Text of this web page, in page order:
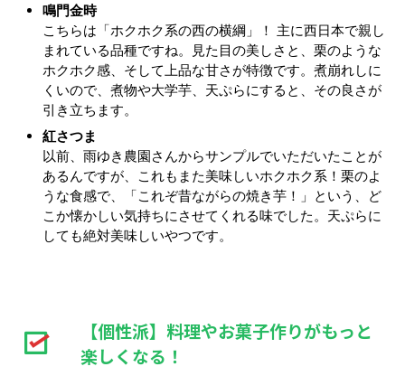
鳴門金時
こちらは「ホクホク系の西の横綱」！ 主に西日本で親し
まれている品種ですね。見た目の美しさと、栗のような
ホクホク感、そして上品な甘さが特徴です。煮崩れしに
くいので、煮物や大学芋、天ぷらにすると、その良さが
引き立ちます。
紅さつま
以前、雨ゆき農園さんからサンプルでいただいたことが
あるんですが、これもまた美味しいホクホク系！栗のよ
うな食感で、「これぞ昔ながらの焼き芋！」という、ど
こか懐かしい気持ちにさせてくれる味でした。天ぷらに
しても絶対美味しいやつです。
【個性派】料理やお菓子作りがもっと
楽しくなる！